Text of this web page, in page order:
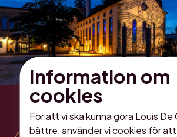
Information om
cookies
För att vi ska kunna göra Louis De
bättre, använder vi cookies för att